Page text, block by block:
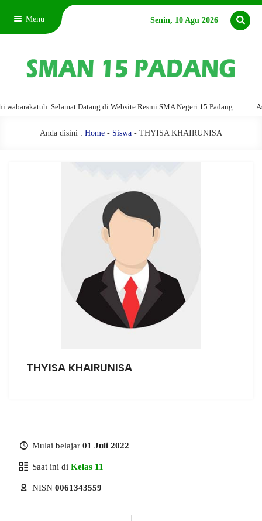
Menu Senin, 10 Agu 2026
Selamat Datang di Website Resmi SMA Negeri 15 Padang
Anda disini : Home - Siswa - THYISA KHAIRUNISA
THYISA KHAIRUNISA
Mulai belajar 01 Juli 2022
Saat ini di Kelas 11
NISN 0061343559